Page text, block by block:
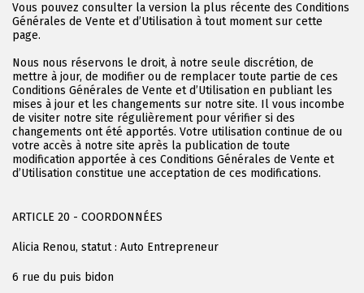
Vous pouvez consulter la version la plus récente des Conditions
Générales de Vente et d’Utilisation à tout moment sur cette
page.
Nous nous réservons le droit, à notre seule discrétion, de
mettre à jour, de modifier ou de remplacer toute partie de ces
Conditions Générales de Vente et d’Utilisation en publiant les
mises à jour et les changements sur notre site. Il vous incombe
de visiter notre site régulièrement pour vérifier si des
changements ont été apportés. Votre utilisation continue de ou
votre accès à notre site après la publication de toute
modification apportée à ces Conditions Générales de Vente et
d’Utilisation constitue une acceptation de ces modifications.
ARTICLE 20 - COORDONNÉES
Alicia Renou, statut : Auto Entrepreneur
6 rue du puis bidon